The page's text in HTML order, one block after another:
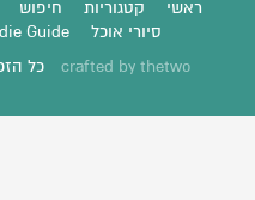
ראשי קטגוריות חיפוש
סיורי אוכל
Guide
crafted by thetwo כל